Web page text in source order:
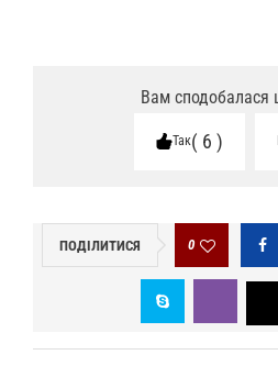
Вам сподобалася
Так 6
ПОДІЛИТИСЯ 0